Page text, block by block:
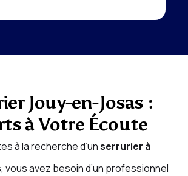
Jouy-en-Josas :
à Votre Écoute
à la recherche d’unserrurier à
, vous avez besoin d’un professionnel